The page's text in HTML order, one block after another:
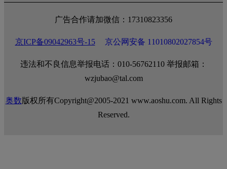
广告合作请加微信：17310823356
京ICP备09042963号-15 京公网安备 11010802027854号
违法和不良信息举报电话：010-56762110 举报邮箱：
wzjubao@tal.com
奥数版权所有Copyright@2005-2021 www.aoshu.com. All Rights
Reserved.